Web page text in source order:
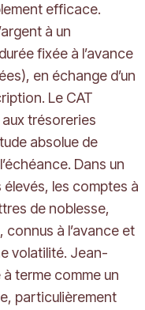
efficace.
à un
fixée à l’avance
en échange d’un
Le CAT
trésoreries
absolue de
Dans un
les comptes à
de noblesse,
à l’avance et
volatilité. Jean-
terme comme un
particulièrement